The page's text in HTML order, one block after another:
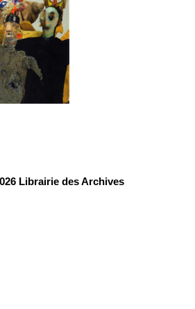
Librairie des Archives